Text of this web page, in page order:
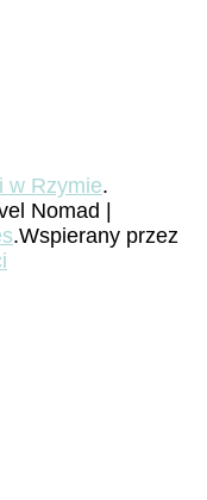
w Rzymie.
Nomad |
.Wspierany przez